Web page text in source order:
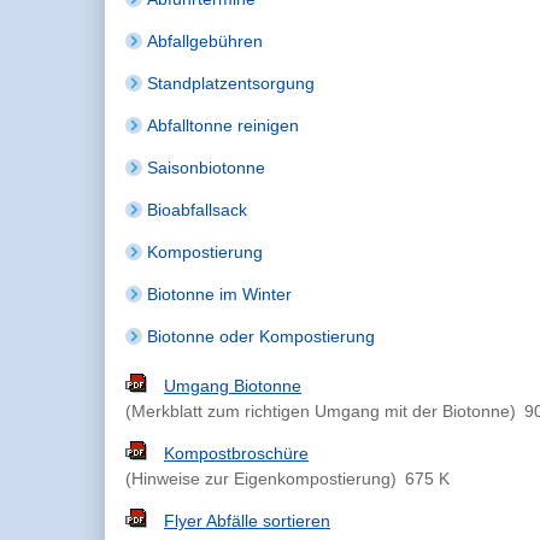
Abfallgebühren
Standplatzentsorgung
Abfalltonne reinigen
Saisonbiotonne
Bioabfallsack
Kompostierung
Biotonne im Winter
Biotonne oder Kompostierung
Umgang Biotonne
(Merkblatt zum richtigen Umgang mit der Biotonne)
Kompostbroschüre
(Hinweise zur Eigenkompostierung) 675 K
Flyer Abfälle sortieren